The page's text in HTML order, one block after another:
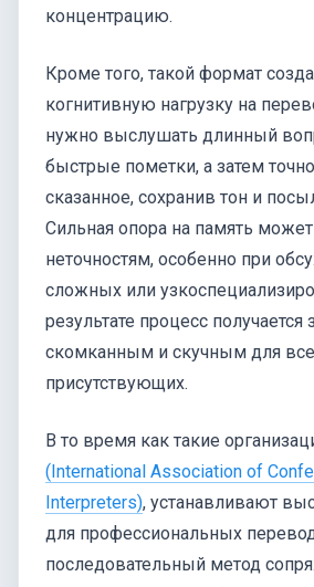
концентрацию.
Кроме того, такой формат
когнитивную нагрузку на
нужно выслушать длинный
быстрые пометки, а затем
сказанное, сохранив тон и
Сильная опора на память
неточностям, особенно при
сложных или
результате процесс получается
скомканным и скучным для
присутствующих.
В то время как такие
(International Association of
Interpreters), устанавливают
для профессиональных
последовательный метод